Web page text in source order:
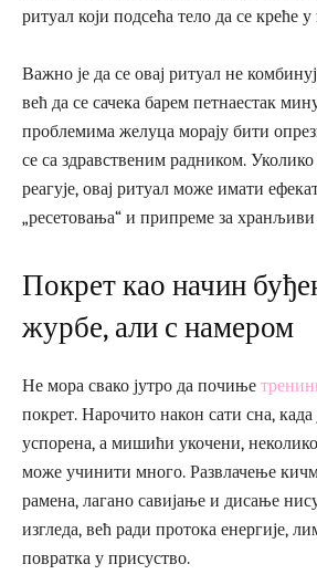
ритуал који подсећа тело да се креће
Важно је да се овај ритуал не
већ да се сачека барем петнаестак
проблемима желуца морају бити
се са здравственим радником.
реагује, овај ритуал може имати
„ресетовања“ и припреме за хранљиви
Покрет као начин
журбе, али с намером
Не мора свако јутро да почиње
покрет. Нарочито након сати сна, када
успорена, а мишићи укочени,
може учинити много. Развлачење
рамена, лагано савијање и дисање
изгледа, већ ради протока енергије,
повратка у присуство.